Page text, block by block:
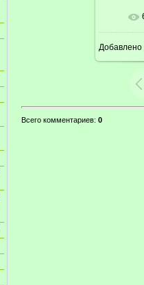
Добавлено
Всего комментариев: 0